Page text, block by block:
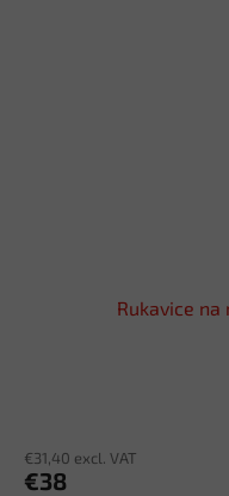
Rukavice na
€31,40 excl. VAT
€38